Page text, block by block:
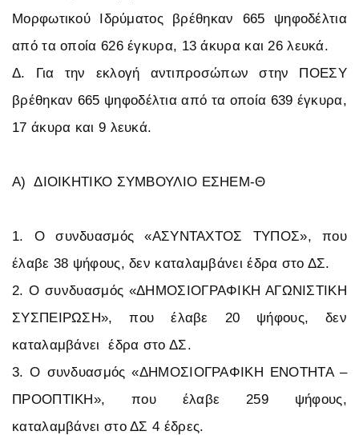
Μορφωτικού Ιδρύματος βρέθηκαν 665 ψηφοδέλτια
από τα οποία 626 έγκυρα, 13 άκυρα και 26 λευκά.
Δ. Για την εκλογή αντιπροσώπων στην ΠΟΕΣΥ
βρέθηκαν 665 ψηφοδέλτια από τα οποία 639 έγκυρα,
17 άκυρα και 9 λευκά.
Α) ΔΙΟΙΚΗΤΙΚΟ ΣΥΜΒΟΥΛΙΟ ΕΣΗΕΜ-Θ
1. Ο συνδυασμός «ΑΣΥΝΤΑΧΤΟΣ ΤΥΠΟΣ», που
έλαβε 38 ψήφους, δεν καταλαμβάνει έδρα στο ΔΣ.
2. Ο συνδυασμός «ΔΗΜΟΣΙΟΓΡΑΦΙΚΗ ΑΓΩΝΙΣΤΙΚΗ
ΣΥΣΠΕΙΡΩΣΗ», που έλαβε 20 ψήφους, δεν
καταλαμβάνει έδρα στο ΔΣ.
3. Ο συνδυασμός «ΔΗΜΟΣΙΟΓΡΑΦΙΚΗ ΕΝΟΤΗΤΑ –
ΠΡΟΟΠΤΙΚΗ», που έλαβε 259 ψήφους,
καταλαμβάνει στο ΔΣ 4 έδρες.